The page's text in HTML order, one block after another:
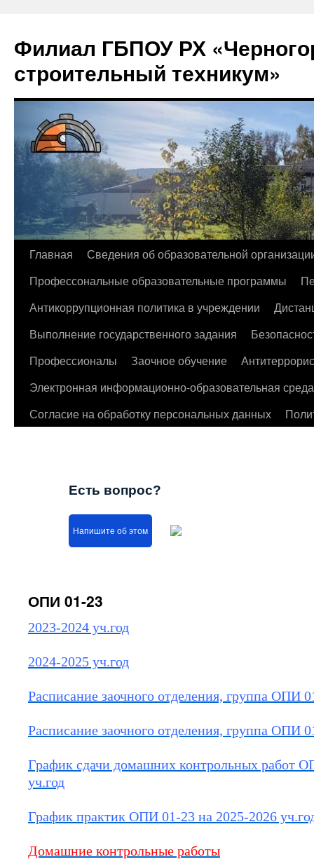
Филиал ГБПОУ РХ
строительный техникум»
Перейти
содержимому
Главная
Сведения об образовательной
Профессональные образовательные программы
Антикоррупционная политика в учреждении
Выполнение государственного задания
Профессионалы
Заочное обучение
Электронная информационно-образовательная среда
Согласие на обработку персональных данных
Есть вопрос?
Напишите об этом
ОПИ 01-23
2023-2024 уч.год
2024-2025 уч.год
Расписание заочного отделения, группа ОПИ
Расписание заочного отделения, группа ОПИ
График сдачи домашних контрольных работ
уч.год
График практик ОПИ 01-23 на 2025-2026
Домашние контрольные работы